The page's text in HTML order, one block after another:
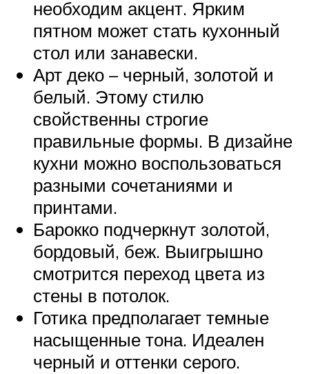
необходим акцент. Ярким
пятном может стать кухонный
стол или занавески.
Арт деко – черный, золотой и
белый. Этому стилю
свойственны строгие
правильные формы. В дизайне
кухни можно воспользоваться
разными сочетаниями и
принтами.
Барокко подчеркнут золотой,
бордовый, беж. Выигрышно
смотрится переход цвета из
стены в потолок.
Готика предполагает темные
насыщенные тона. Идеален
черный и оттенки серого.